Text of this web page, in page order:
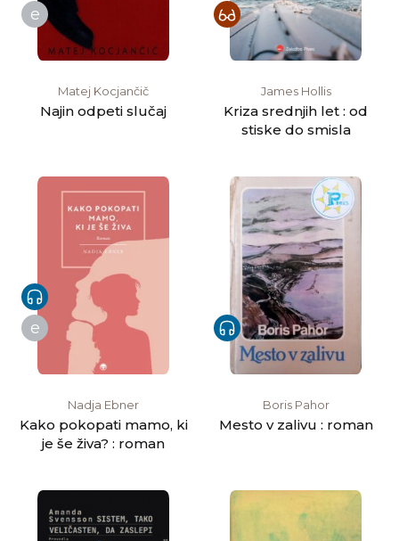
e
Matej Kocjančič
Najin odpeti slučaj
James Hollis
Kriza srednjih let : od
stiske do smisla
e
Nadja Ebner
Kako pokopati mamo, ki
je še živa? : roman
Boris Pahor
Mesto v zalivu : roman